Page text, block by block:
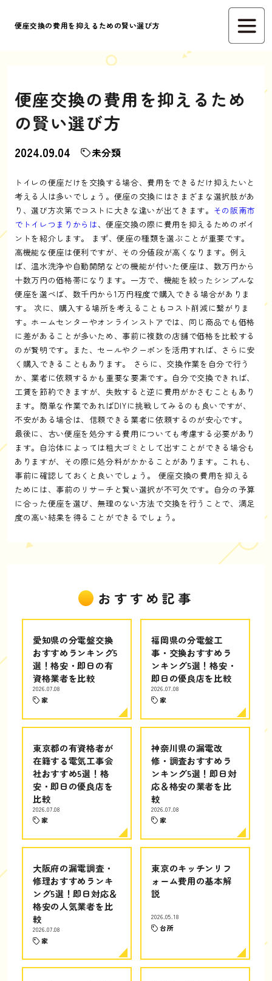
便座交換の費用を抑えるための賢い選び方
便座交換の費用を抑えるため
の賢い選び方
2024.09.04 未分類
トイレの便座だけを交換する場合、費用をできるだけ抑えたいと
考える人は多いでしょう。便座の交換にはさまざまな選択肢があ
り、選び方次第でコストに大きな違いが出てきます。 その阪南市
でトイレつまりからは、便座交換の際に費用を抑えるためのポイ
ントを紹介します。 まず、便座の種類を選ぶことが重要です。
高機能な便座は便利ですが、その分値段が高くなります。例え
ば、温水洗浄や自動開閉などの機能が付いた便座は、数万円から
十数万円の価格帯になります。一方で、機能を絞ったシンプルな
便座を選べば、数千円から1万円程度で購入できる場合がありま
す。 次に、購入する場所を考えることもコスト削減に繋がりま
す。ホームセンターやオンラインストアでは、同じ商品でも価格
に差があることが多いため、事前に複数の店舗で価格を比較する
のが賢明です。また、セールやクーポンを活用すれば、さらに安
く購入できることもあります。 さらに、交換作業を自分で行う
か、業者に依頼するかも重要な要素です。自分で交換できれば、
工賃を節約できますが、失敗すると逆に費用がかさむこともあり
ます。簡単な作業であればDIYに挑戦してみるのも良いですが、
不安がある場合は、信頼できる業者に依頼するのが安心です。
最後に、古い便座を処分する費用についても考慮する必要があり
ます。自治体によっては粗大ゴミとして出すことができる場合も
ありますが、その際に処分料がかかることがあります。これも、
事前に確認しておくと良いでしょう。 便座交換の費用を抑える
ためには、事前のリサーチと賢い選択が不可欠です。自分の予算
に合った便座を選び、無理のない方法で交換を行うことで、満足
度の高い結果を得ることができるでしょう。
おすすめ記事
愛知県の分電盤交換
おすすめランキング5
選！格安・即日の有
資格業者を比較
2026.07.08
家
福岡県の分電盤工
事・交換おすすめラ
ンキング5選！格安・
即日の優良店を比較
2026.07.08
家
東京都の有資格者が
在籍する電気工事会
社おすすめ5選！格
安・即日の優良店を
比較
2026.07.08
家
神奈川県の漏電改
修・調査おすすめラ
ンキング5選！即日対
応＆格安の業者を比
較
2026.07.08
家
大阪府の漏電調査・
修理おすすめランキ
ング5選！即日対応＆
格安の人気業者を比
較
2026.07.08
家
東京のキッチンリフ
ォーム費用の基本解
説
2026.05.18
台所